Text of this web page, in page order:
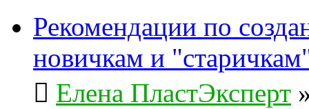
Рекомендации по
новичкам и
Елена ПластЭксперт